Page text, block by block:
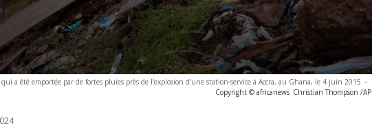
a été emportée par de fortes pluies près de l'explosion d'une station-service à Accra, au Ghana, le 4 juin 2015 -
Copyright © africanews Christian Thompson /AP